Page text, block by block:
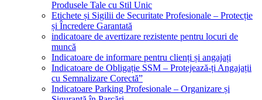
Produsele Tale cu Stil Unic
Etichete și Sigilii de Securitate Profesionale – Protecție
și Încredere Garantată
indicatoare de avertizare rezistente pentru locuri de
muncă
Indicatoare de informare pentru clienți și angajați
Indicatoare de Obligație SSM – Protejează-ți Angajații
cu Semnalizare Corectă”
Indicatoare Parking Profesionale – Organizare și